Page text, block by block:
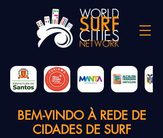
BEM-VINDO À REDE DE
CIDADES DE SURF